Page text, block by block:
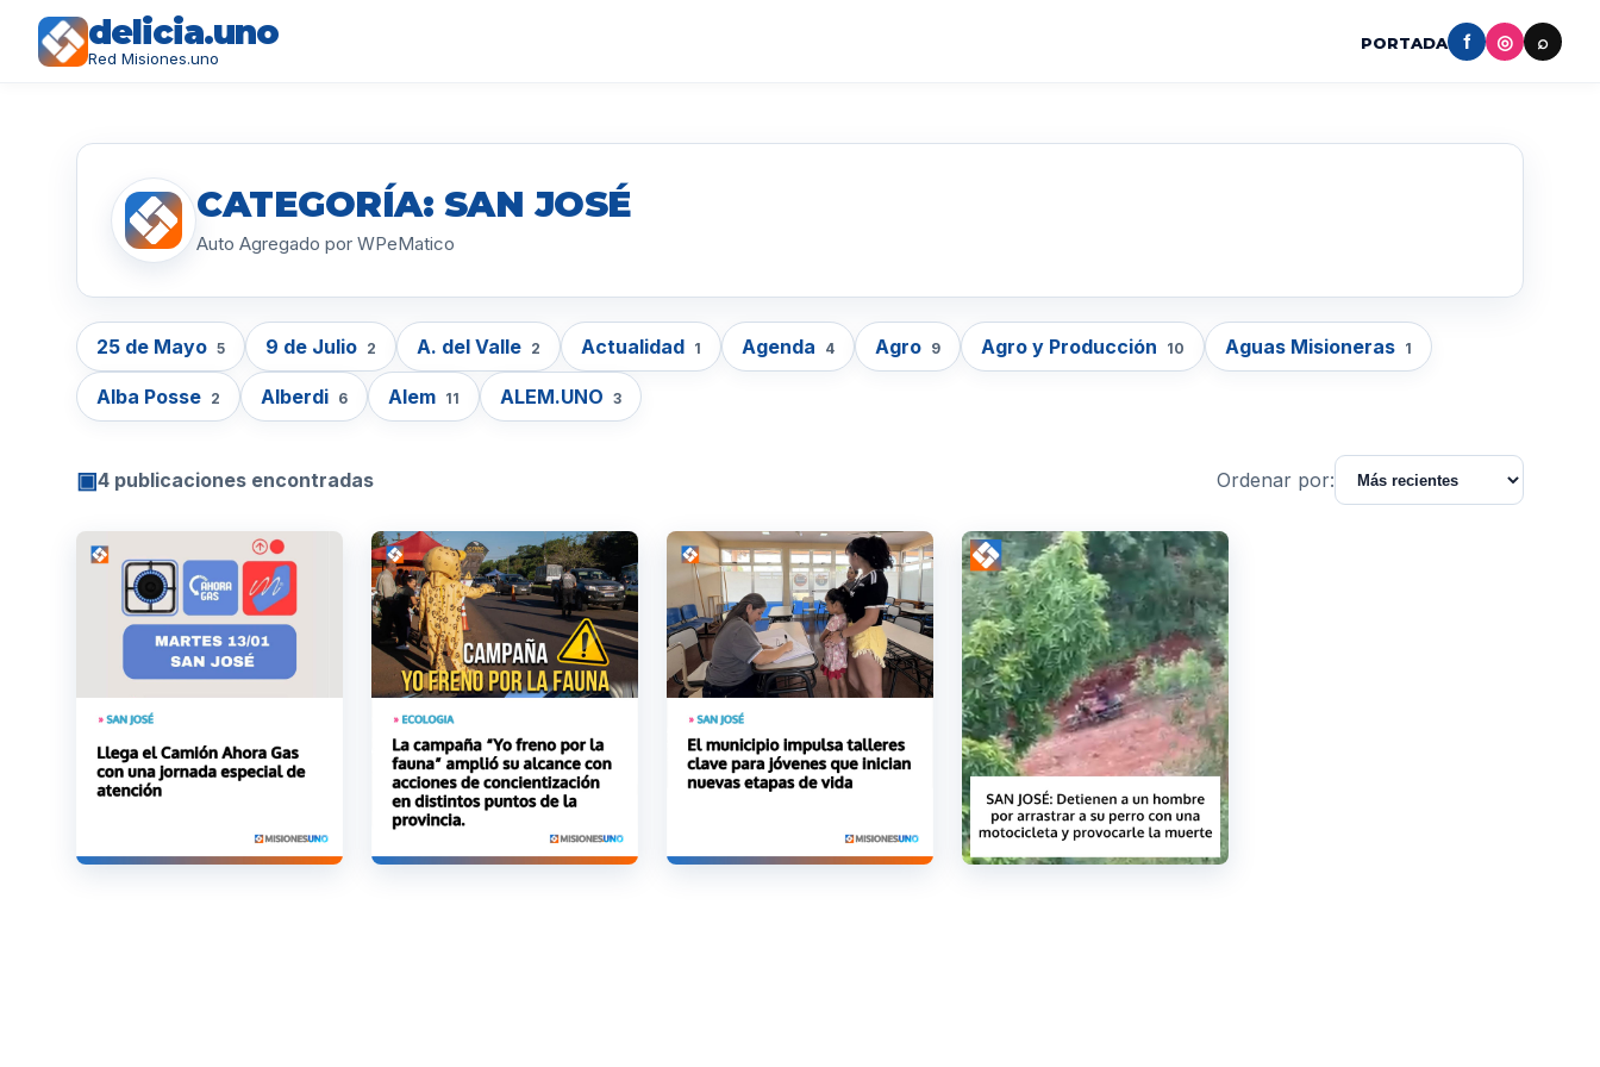
delicia.uno
Red Misiones.uno
PORTADA f ◎ ⌕
CATEGORÍA: SAN JOSÉ
Auto Agregado por WPeMatico
25 de Mayo 5 9 de Julio 2 A. del Valle 2 Actualidad 1 Agenda 4 Agro 9 Agro y Producción 10 Aguas Misioneras 1
Alba Posse 2 Alberdi 6 Alem 11 ALEM.UNO 3
▣4 publicaciones encontradas Ordenar por: